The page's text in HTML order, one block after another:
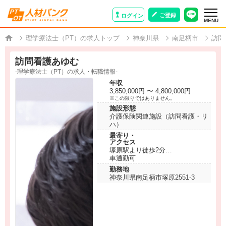
ログイン ご登録
MENU
理学療法士（PT）の求人トップ 神奈川県 南足柄市 訪問
訪問看護あゆむ
-理学療法士（PT）の求人・転職情報-
年収
3,850,000円 〜 4,800,000円
※この限りではありません。
施設形態
介護保険関連施設（訪問看護・リ
ハ）
最寄り・
アクセス
塚原駅より徒歩2分
車通勤可
勤務地
神奈川県南足柄市塚原2551-3